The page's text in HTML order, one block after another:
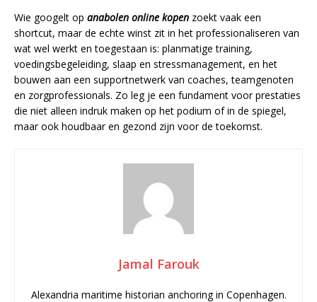
Wie googelt op anabolen online kopen zoekt vaak een
shortcut, maar de echte winst zit in het professionaliseren van
wat wel werkt en toegestaan is: planmatige training,
voedingsbegeleiding, slaap en stressmanagement, en het
bouwen aan een supportnetwerk van coaches, teamgenoten
en zorgprofessionals. Zo leg je een fundament voor prestaties
die niet alleen indruk maken op het podium of in de spiegel,
maar ook houdbaar en gezond zijn voor de toekomst.
Jamal Farouk
Alexandria maritime historian anchoring in Copenhagen.